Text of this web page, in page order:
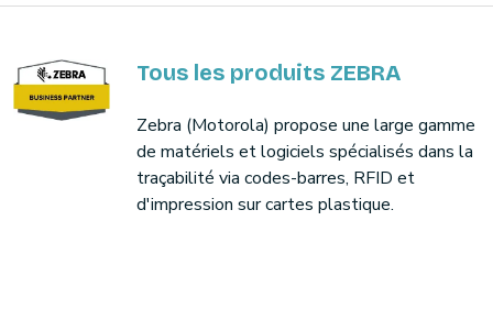
Tous les produits ZEBRA
Zebra (Motorola) propose une large gamme
de matériels et logiciels spécialisés dans la
traçabilité via codes-barres, RFID et
d'impression sur cartes plastique.